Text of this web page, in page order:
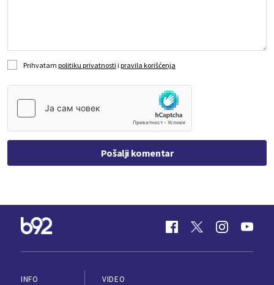
Prihvatam politiku privatnosti i pravila korišćenja
Pošalji komentar
INFO
VIDEO